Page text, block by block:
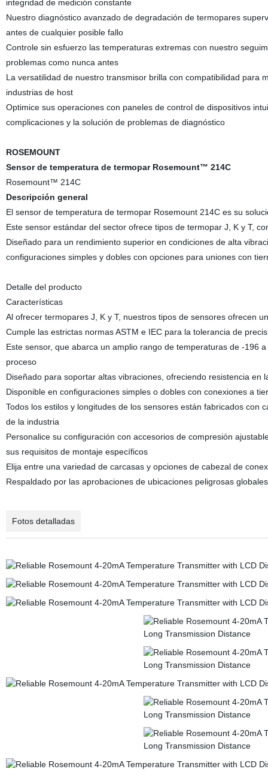
integridad de medición constante
Nuestro diagnóstico avanzado de degradación de termopares
antes de cualquier posible fallo
Controle sin esfuerzo las temperaturas extremas con nuestro
problemas como nunca antes
La versatilidad de nuestro transmisor brilla con compatibilidad para
industrias de host
Optimice sus operaciones con paneles de control de dispositivos
complicaciones y la solución de problemas de diagnóstico
ROSEMOUNT
Sensor de temperatura de termopar Rosemount™ 214C
Rosemount™ 214C
Descripción general
El sensor de temperatura de termopar Rosemount 214C es su
Este sensor estándar del sector ofrece tipos de termopar J, K y T,
Diseñado para un rendimiento superior en condiciones de alta
configuraciones simples y dobles con opciones para uniones con
Detalle del producto
Características
Al ofrecer termopares J, K y T, nuestros tipos de sensores ofrecen
Cumple las estrictas normas ASTM e IEC para la tolerancia de
Este sensor, que abarca un amplio rango de temperaturas de -196
proceso
Diseñado para soportar altas vibraciones, ofreciendo resistencia en
Disponible en configuraciones simples o dobles con conexiones a
Todos los estilos y longitudes de los sensores están fabricados
de la industria
Personalice su configuración con accesorios de compresión
sus requisitos de montaje específicos
Elija entre una variedad de carcasas y opciones de cabezal de
Respaldado por las aprobaciones de ubicaciones peligrosas
Fotos detalladas